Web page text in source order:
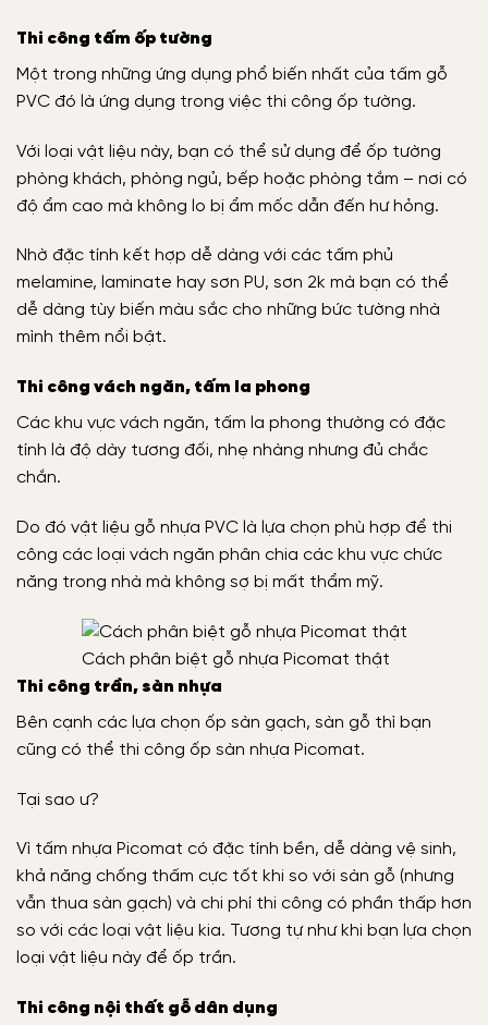
Thi công tấm ốp tường
Một trong những ứng dụng phổ biến nhất của tấm gỗ
PVC đó là ứng dụng trong việc thi công ốp tường.
Với loại vật liệu này, bạn có thể sử dụng để ốp tường
phòng khách, phòng ngủ, bếp hoặc phòng tắm – nơi có
độ ẩm cao mà không lo bị ẩm mốc dẫn đến hư hỏng.
Nhờ đặc tính kết hợp dễ dàng với các tấm phủ
melamine, laminate hay sơn PU, sơn 2k mà bạn có thể
dễ dàng tùy biến màu sắc cho những bức tường nhà
mình thêm nổi bật.
Thi công vách ngăn, tấm la phong
Các khu vực vách ngăn, tấm la phong thường có đặc
tính là độ dày tương đối, nhẹ nhàng nhưng đủ chắc
chắn.
Do đó vật liệu gỗ nhựa PVC là lựa chọn phù hợp để thi
công các loại vách ngăn phân chia các khu vực chức
năng trong nhà mà không sợ bị mất thẩm mỹ.
Cách phân biệt gỗ nhựa Picomat thật
Thi công trần, sàn nhựa
Bên cạnh các lựa chọn ốp sàn gạch, sàn gỗ thì bạn
cũng có thể thi công ốp sàn nhựa Picomat.
Tại sao ư?
Vì tấm nhựa Picomat có đặc tính bền, dễ dàng vệ sinh,
khả năng chống thấm cực tốt khi so với sàn gỗ (nhưng
vẫn thua sàn gạch) và chi phí thi công có phần thấp hơn
so với các loại vật liệu kia. Tương tự như khi bạn lựa chọn
loại vật liệu này để ốp trần.
Thi công nội thất gỗ dân dụng